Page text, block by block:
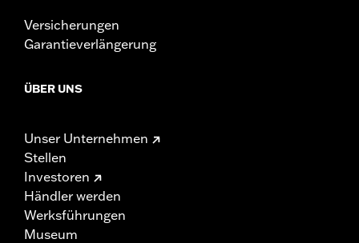
Versicherungen
Garantieverlängerung
ÜBER UNS
Unser Unternehmen
Stellen
Investoren
Händler werden
Werksführungen
Museum